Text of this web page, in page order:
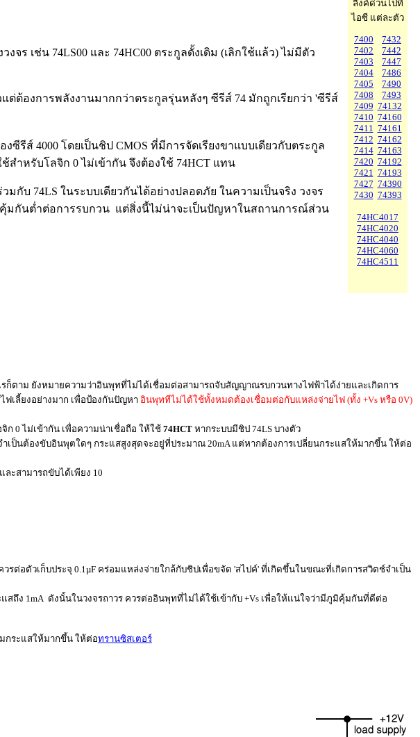
ลิ้งค์ด่วนไปที่
ไอซี แต่ละตัว
7400
7432
7402
7442
7403
7447
7404
7486
7405
7490
7408
7493
7409 74132
7410 74160
7411 74161
7412 74162
7414 74163
7420 74192
7421 74193
7427 74390
7430 74393
74HC4017
74HC4020
74HC4040
74HC4060
74HC4511
ร เช่น 74LS00 และ 74HC00 ตระกูลดั้งเดิม (เลิกใช้แล้ว) ไม่มีตัว
แต่ต้องการพลังงานมากกว่าตระกูลรุ่นหลังๆ ซีรีส์ 74 มักถูกเรียกว่า 'ซีรีส์
ซีรีส์ 4000 โดยเป็นชิป CMOS ที่มีการจัดเรียงขาแบบเดียวกับตระกูล
สำหรับโลจิก 0 ไม่เข้ากัน จึงต้องใช้ 74HCT แทน
กับ 74LS ในระบบเดียวกันได้อย่างปลอดภัย ในความเป็นจริง วงจร
คุ้มกันต่ำต่อการรบกวน แต่สิ่งนี้ไม่น่าจะเป็นปัญหาในสถานการณ์ส่วน
ตาม ยังหมายความว่าอินพุทที่ไม่ได้เชื่อมต่อสามารถจับสัญญาณรบกวนทางไฟฟ้าได้ง่ายและเกิดการ
เลี้ยงอย่างมาก เพื่อป้องกันปัญหา อินพุททีไม่ได้ใช้ทั้งหมดต้องเชื่อมต่อกับแหล่งจ่ายไฟ (ทั้ง +Vs หรือ 0V)
ก 0 ไม่เข้ากัน เพื่อความน่าเชื่อถือ ให้ใช้74HCT หากระบบมีชิป 74LS บางตัว
ป็นต้องขับอินพุตใดๆ กระแสสูงสุดจะอยู่ที่ประมาณ 20mA แต่หากต้องการเปลี่ยนกระแสให้มากขึ้น ให้ต่อ
ะสามารถขับได้เพียง 10
รต่อตัวเก็บประจุ 0.1µF คร่อมแหล่งจ่ายใกล้กับชิปเพื่อขจัด 'สไปค์' ที่เกิดขึ้นในขณะที่เกิดการสวิตช์จำเป็น
ง 1mA ดังนั้นในวงจรถาวร ควรต่ออินพุทที่ไม่ได้ใช้เข้ากับ +Vs เพื่อให้แน่ใจว่ามีภูมิคุ้มกันที่ดีต่อ
มกระแสให้มากขึ้น ให้ต่อทรานซิสเตอร์